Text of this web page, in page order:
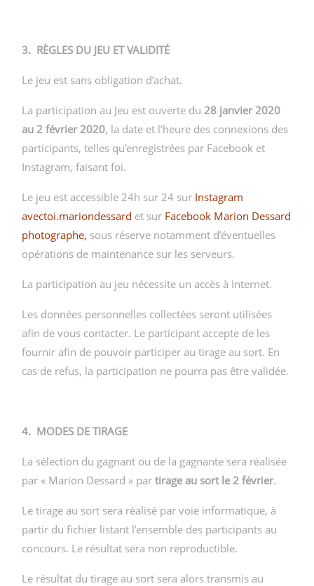
3. RÈGLES DU JEU ET VALIDITÉ
Le jeu est sans obligation d’achat.
La participation au Jeu est ouverte du 28 janvier 2020
au 2 février 2020, la date et l’heure des connexions des
participants, telles qu’enregistrées par Facebook et
Instagram, faisant foi.
Le jeu est accessible 24h sur 24 sur Instagram
avectoi.mariondessard et sur Facebook Marion Dessard
photographe, sous réserve notamment d’éventuelles
opérations de maintenance sur les serveurs.
La participation au jeu nécessite un accès à Internet.
Les données personnelles collectées seront utilisées
afin de vous contacter. Le participant accepte de les
fournir afin de pouvoir participer au tirage au sort. En
cas de refus, la participation ne pourra pas être validée.
4. MODES DE TIRAGE
La sélection du gagnant ou de la gagnante sera réalisée
par « Marion Dessard » par tirage au sort le 2 février.
Le tirage au sort sera réalisé par voie informatique, à
partir du fichier listant l’ensemble des participants au
concours. Le résultat sera non reproductible.
Le résultat du tirage au sort sera alors transmis au